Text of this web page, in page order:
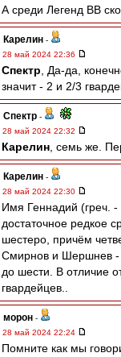
А среди Легенд ВВ
Карелин -
28 май 2024 22:36
Спектр , Да-да,
значит - 2 и 2/3
Спектр -
28 май 2024 22:32
Карелин , семь же.
Карелин -
28 май 2024 22:30
Имя Геннадий (греч.
достаточное редкое
шестеро, причём
Смирнов и Шершнев -
до шести. В отличие
гвардейцев..
морон -
28 май 2024 22:24
Помните как мы